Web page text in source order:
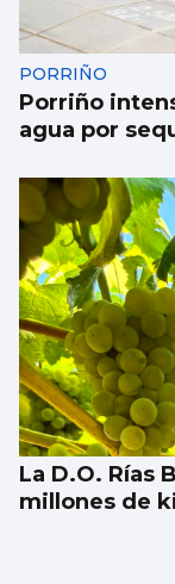
PORRIÑO
Porriño
agua por
La D.O. Rías
millones de